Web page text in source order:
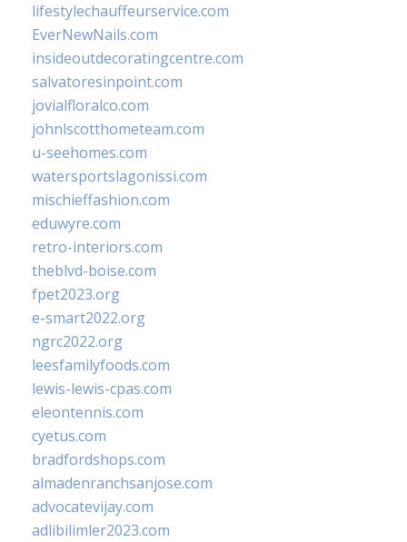
lifestylechauffeurservice.com
EverNewNails.com
insideoutdecoratingcentre.com
salvatoresinpoint.com
jovialfloralco.com
johnlscotthometeam.com
u-seehomes.com
watersportslagonissi.com
mischieffashion.com
eduwyre.com
retro-interiors.com
theblvd-boise.com
fpet2023.org
e-smart2022.org
ngrc2022.org
leesfamilyfoods.com
lewis-lewis-cpas.com
eleontennis.com
cyetus.com
bradfordshops.com
almadenranchsanjose.com
advocatevijay.com
adlibilimler2023.com